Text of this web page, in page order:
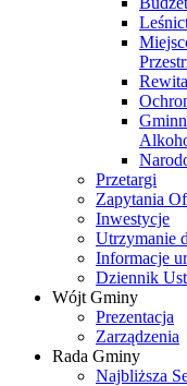
Przetargi
Zapytania
Inwestycje
Utrzymanie
Informacje
Dziennik
Wójt Gminy
Prezentacja
Zarządzenia
Rada Gminy
Najbliższa